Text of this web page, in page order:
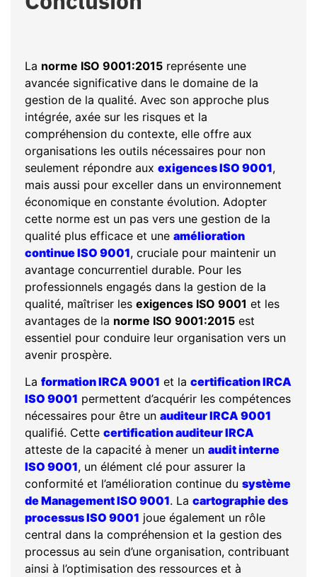
La norme ISO 9001:2015 représente une
avancée significative dans le domaine de la
gestion de la qualité. Avec son approche plus
intégrée, axée sur les risques et la
compréhension du contexte, elle offre aux
organisations les outils nécessaires pour non
seulement répondre aux exigences ISO 9001,
mais aussi pour exceller dans un environnement
économique en constante évolution. Adopter
cette norme est un pas vers une gestion de la
qualité plus efficace et une amélioration
continue ISO 9001, cruciale pour maintenir un
avantage concurrentiel durable. Pour les
professionnels engagés dans la gestion de la
qualité, maîtriser les exigences ISO 9001 et les
avantages de la norme ISO 9001:2015 est
essentiel pour conduire leur organisation vers un
avenir prospère.
La formation IRCA 9001 et la certification IRCA
ISO 9001 permettent d’acquérir les compétences
nécessaires pour être un auditeur IRCA 9001
qualifié. Cette certification auditeur IRCA
atteste de la capacité à mener un audit interne
ISO 9001, un élément clé pour assurer la
conformité et l’amélioration continue du système
de Management ISO 9001. La cartographie des
processus ISO 9001 joue également un rôle
central dans la compréhension et la gestion des
processus au sein d’une organisation, contribuant
ainsi à l’optimisation des ressources et à